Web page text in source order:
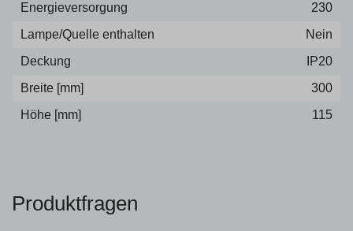
Energieversorgung
230
Lampe/Quelle enthalten
Nein
Deckung
IP20
Breite [mm]
300
Höhe [mm]
115
Produktfragen